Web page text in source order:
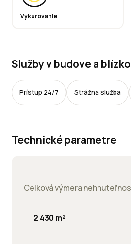
Vykurovanie
Služby v budove a
Prístup 24/7 Strážna služba
Technické parametre
Celková výmera
2 430 m²